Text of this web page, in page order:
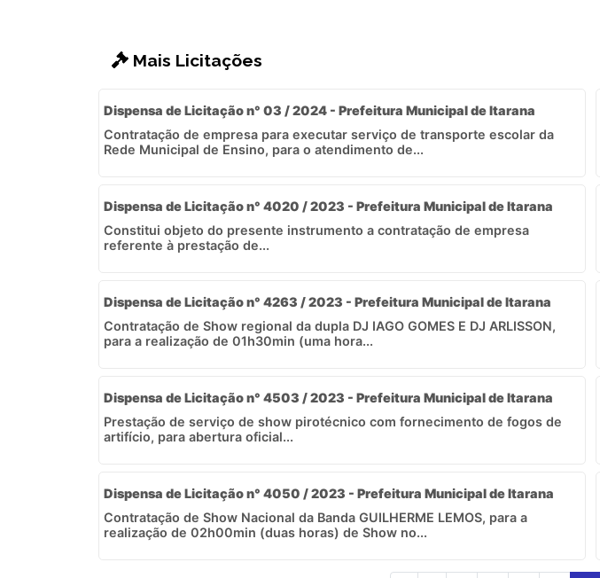
Mais Licitações
Dispensa de Licitação n° 03 / 2024 - Prefeitura Municipal de Itarana
Contratação de empresa para executar serviço de transporte escolar da
Rede Municipal de Ensino, para o atendimento de...
Dispensa de Licitação n° 4020 / 2023 - Prefeitura Municipal de Itarana
Constitui objeto do presente instrumento a contratação de empresa
referente à prestação de...
Dispensa de Licitação n° 4263 / 2023 - Prefeitura Municipal de Itarana
Contratação de Show regional da dupla DJ IAGO GOMES E DJ ARLISSON,
para a realização de 01h30min (uma hora...
Dispensa de Licitação n° 4503 / 2023 - Prefeitura Municipal de Itarana
Prestação de serviço de show pirotécnico com fornecimento de fogos de
artifício, para abertura oficial...
Dispensa de Licitação n° 4050 / 2023 - Prefeitura Municipal de Itarana
Contratação de Show Nacional da Banda GUILHERME LEMOS, para a
realização de 02h00min (duas horas) de Show no...